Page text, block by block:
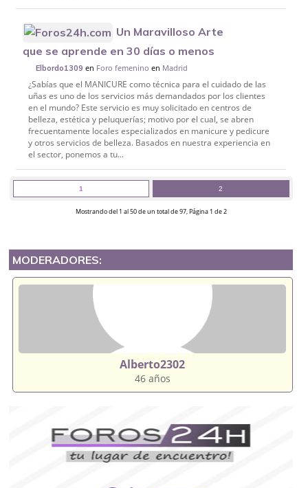
Un Maravilloso Arte
que se aprende en 30 días o menos
Elbordo1309 en Foro femenino en Madrid
¿Sabías que el MANICURE como técnica para el cuidado de las
uñas es uno de los servicios más demandados por los clientes
en el mundo? Este servicio es muy solicitado en centros de
belleza, estética y peluquerías; motivo por el cual, se abren
frecuentamente locales especializados en manicure y pedicure
y otros servicios de belleza. Basados en nuestra experiencia en
el sector, ponemos a tu...
1 2
Mostrando del 1 al 50 de un total de 97, Página 1 de 2
MODERADORES:
Alberto2302
46 años